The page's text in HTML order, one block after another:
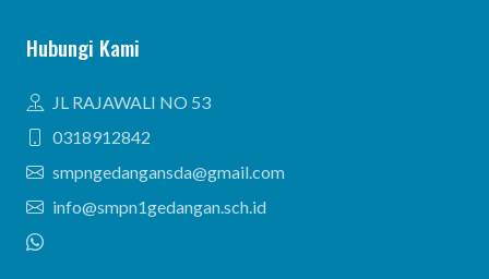
Hubungi Kami
JL RAJAWALI NO 53
0318912842
smpngedangansda@gmail.com
info@smpn1gedangan.sch.id